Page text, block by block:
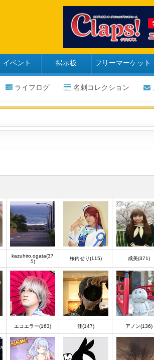
イベント 掲示板 フリーマーケット
ライフログ 名刺コレクション
kazuhiro.ogata(37
5)
桜内せり(115) 成美(371)
エコエラー(163) 佳(147) アノン(136)